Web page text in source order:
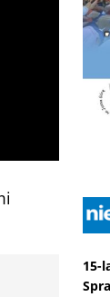
15-